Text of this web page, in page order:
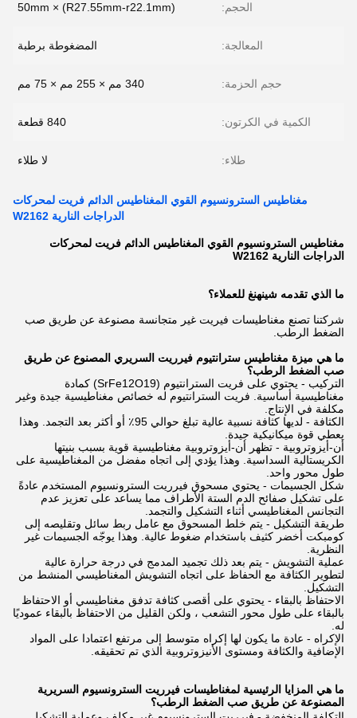
الحجم: (R27.55mm-r22.1mm) × 50mm
المعالجة: المضغوطة برطبة
حجم الحزمة: 340 مم × 255 مم × 75 مم
الكمية في الكرتون: 840 قطعة
طلاء: لا طلاء
مغناطيس السترونسيوم القوي المغناطيس الدائم فريت لمحركات
الدراجات النارية W2162
مغناطيس السترونسيوم القوي المغناطيس الدائم فريت لمحركات
الدراجات النارية W2162
ما الذي تقدمه شينهنغ للعملاء؟
شركتنا تصنع مغناطيسات فيريت غير متجانسة مصنوعة عن طريق صب
الضغط الرطب.
ما هي ميزة مغناطيس سترانتيوم فيرريت السريري المصنوع عن طريق
صب الضغط الرطب؟
التركيب - يحتوي على فريت السترانتيوم (SrFe12O19) كمادة
مغناطيسية أساسية. فريت السترانتيوم له خصائص مغناطيسية جيدة وغير
مكلفة في الإنتاج.
الكثافة - لديها كثافة نسبية عالية تبلغ حوالي 95٪ أو أكثر بعد التجمد. وهذا
يعطي قوة ميكانيكية جيدة.
أن-أيزوتروبية - تظهر أن-أيزوتروبية مغناطيسية قوية بسبب بنيتها
الكريستالية السداسية. وهذا يؤدي إلى اتجاه مفضل من المغناطيسية على
طول محور واحد.
شكل الجسيمات - يحتوي مسحوق فيرريت السترونسيوم المستخدم عادةً
على تشكيل صفائح الدم الستة الأطراف مما يساعد على تعزيز عدم
التجانس المغناطيسي أثناء التشكيل والتجمد.
طريقة التشكيل - يتم خلط المسحوق مع عامل ربط سائل وتقليصه إلى
كومبكت أخضر كثيف باستخدام ضغوط عالية. وهذا يوجّه الجسيمات غير
النظرية.
عملية التشويش - يتم بعد ذلك تجميد المدمج في درجة حرارة عالية
لتطوير الكثافة مع الحفاظ على اتجاه التشويش المغناطيسي المنشط من
التشكيل.
الاحتفاظ بالبقاء - يحتوي على أقصى كثافة تدفق مغناطيسي أو الاحتفاظ
بالبقاء على طول محور التشعب ، ولكن القليل من الاحتفاظ بالبقاء عموديًا
له.
الإكراه - عادة ما يكون لها إكراه متوسط إلى مرتفع اعتمادا على المواد
الإضافية والكثافة ومستوى الأنيزوتروبية الذي تم تحقيقه.
ما هي المزايا الرئيسية لمغناطيسات فيرريت السترونسيوم السريرية
المصنوعة عن طريق صب الضغط الرطب؟